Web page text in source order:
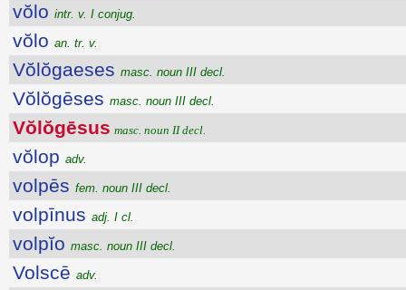
vŏlo intr. v. I conjug.
vŏlo an. tr. v.
Vŏlŏgaeses masc. noun III decl.
Vŏlŏgēses masc. noun III decl.
Vŏlŏgēsus masc. noun II decl.
vŏlop adv.
volpēs fem. noun III decl.
volpīnus adj. I cl.
volpĭo masc. noun III decl.
Volscē adv.